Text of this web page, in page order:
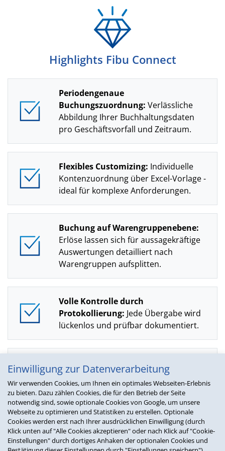
Einwilligung zur Datenverarbeitung
Wir verwenden Cookies, um Ihnen ein optimales Webseiten-Erlebnis
zu bieten. Dazu zählen Cookies, die für den Betrieb der Seite
notwendig sind, sowie optionale Cookies von Google, um unsere
Webseite zu optimieren und Statistiken zu erstellen. Optionale
Cookies werden erst nach Ihrer ausdrücklichen Einwilligung (durch
Klick unten auf "Alle Cookies akzeptieren" oder nach Klick auf "Cookie-
Einstellungen" durch dortiges Anhaken der optionalen Cookies und
Highlights Fibu Connect
Periodengenaue
Buchungszuordnung: Verlässliche
Abbildung Ihrer Buchhaltungsdaten
pro Geschäftsvorfall und Zeitraum.
Flexibles Customizing: Individuelle
Kontenzuordnung über Excel-Vorlage -
ideal für komplexe Anforderungen.
Buchung auf Warengruppenebene:
Erlöse lassen sich für aussagekräftige
Auswertungen detailliert nach
Warengruppen aufsplitten.
Volle Kontrolle durch
Protokollierung: Jede Übergabe wird
lückenlos und prüfbar dokumentiert.
Zwei Übergabemodi wählbar:
Komprimiert oder positionsgenau - je
nach Auswertungs- und Steuerbedarf.
Automatischer Export mit
Workflowmanager:Tägliche,
wöchentliche oder monatliche